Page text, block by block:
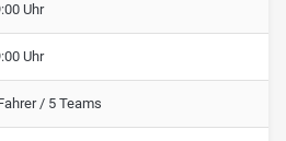
Uhr
Uhr
/ 5 Teams